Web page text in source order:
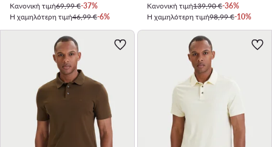
Κανονική τιμή69,99 €-37%
Η χαμηλότερη τιμή46,99 €-6%
Κανονική τιμή139,90 €-36%
Η χαμηλότερη τιμή98,99 €-10%